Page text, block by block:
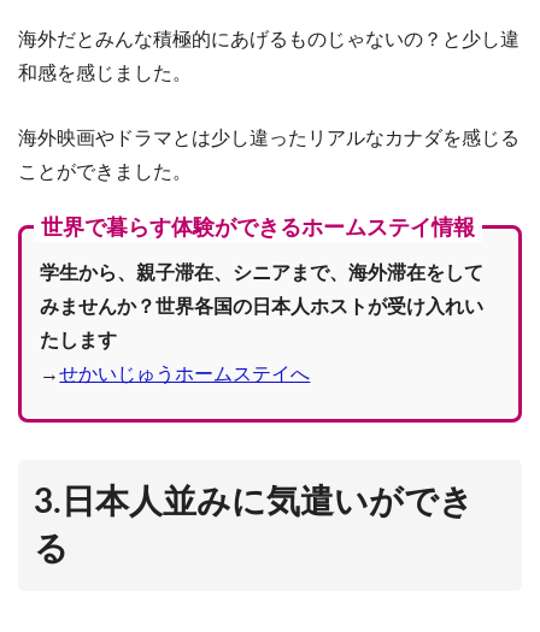
海外だとみんな積極的にあげるものじゃないの？と少し違
和感を感じました。
海外映画やドラマとは少し違ったリアルなカナダを感じる
ことができました。
世界で暮らす体験ができるホームステイ情報
学生から、親子滞在、シニアまで、海外滞在をして
みませんか？世界各国の日本人ホストが受け入れい
たします
→せかいじゅうホームステイへ
3.日本人並みに気遣いができ
る